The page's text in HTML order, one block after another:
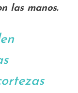
las manos.